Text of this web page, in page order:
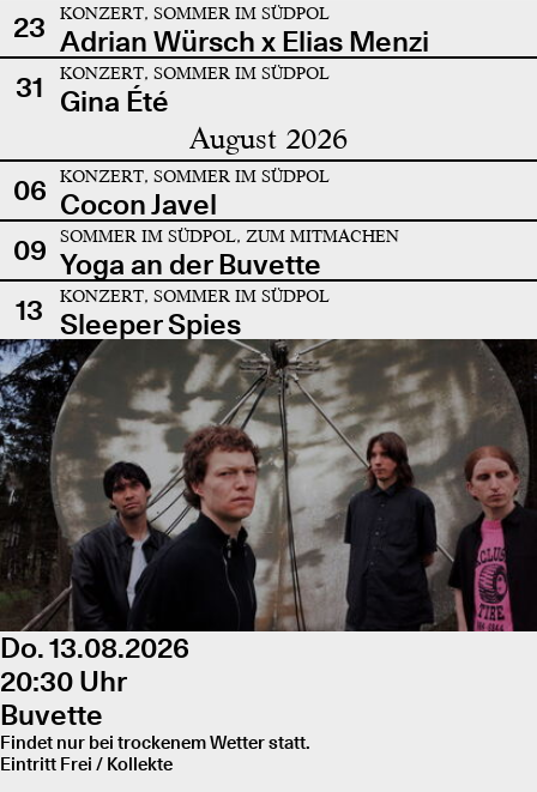
23
KONZERT, SOMMER IM SÜDPOL
Adrian Würsch x Elias Menzi
31
KONZERT, SOMMER IM SÜDPOL
Gina Été
August 2026
06 KONZERT, SOMMER IM SÜDPOL
Cocon Javel
09
SOMMER IM SÜDPOL, ZUM MITMACHEN
Yoga an der Buvette
13
KONZERT, SOMMER IM SÜDPOL
Sleeper Spies
Do. 13.08.2026
20:30 Uhr
Buvette
Findet nur bei trockenem Wetter statt.
Eintritt Frei / Kollekte